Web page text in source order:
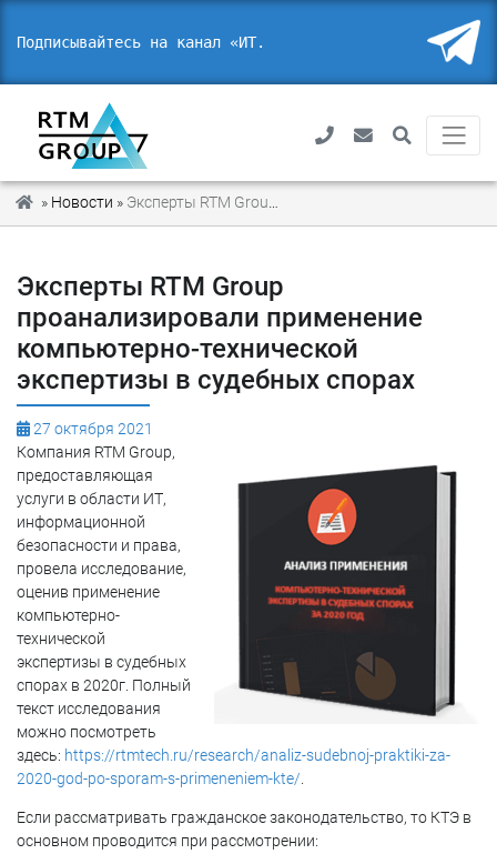
Подписывайтесь на канал «ИТ. П
» Новости »
Эксперты RTM Group
проанализировали применение
компьютерно-технической
экспертизы в судебных спорах
27 октября 2021
Компания RTM Group,
предоставляющая
услуги в области ИТ,
информационной
безопасности и права,
провела исследование,
оценив применение
компьютерно-
технической
экспертизы в судебных
спорах в 2020г. Полный
текст исследования
можно посмотреть
здесь: https://rtmtech.ru/research/analiz-sudebnoj-praktiki-za-
2020-god-po-sporam-s-primeneniem-kte/
Если рассматривать гражданское законодательство, то КТЭ в
основном проводится при рассмотрении: